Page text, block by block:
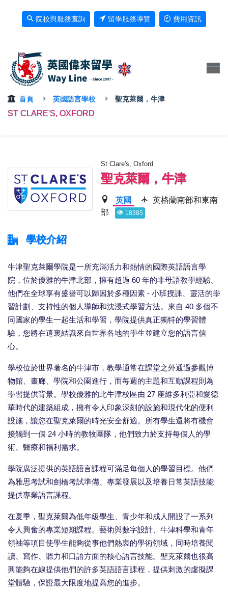
院校與服務查詢 留學服務導覽 費用資訊
首頁 英國語言學校 聖克萊爾，牛津
ST CLARE'S, OXFORD
St Clare's, Oxford
聖克萊爾，牛津
英國
英格蘭南部和東南
部
18385
學校介紹
牛津聖克萊爾學院是一所充滿活力和熱情的國際英語語言學
院，位於優雅的牛津北部，擁有超過 60 年的非母語教學經驗。
他們在全球享有盛譽可以歸因於多種因素 - 小班授課、靈活的學
習計劃、支持性的個人導師和沈浸式學習方法。來自 40 多個不
同國家的學生一起生活和學習，學院提供真正獨特的學習體
驗，您將在這裏結識來自世界各地的學生並建立您的語言信
心。
學校位於世界著名的牛津市，教學通常在課堂之外通過參觀博
物館、畫廊、學院和公園進行，而每週的主題和互動課程則為
學習提供背景。學校優雅的北牛津校區由 27 座維多利亞和愛德
華時代的建築組成，擁有令人印象深刻的設施和現代化的便利
設施，讓您在聖克萊爾的時光安全舒適。所有學生還將有機會
接觸到一個 24 小時的教牧團隊，他們致力於支持每個人的學
術、醫療和福利需求。
學院廣泛提供的英語語言課程可滿足每個人的學習目標。他們
為雅思考試和劍橋考試準備、專業發展以及培養日常英語技能
提供專業語言課程。
在夏季，聖克萊爾為低年級學生、青少年和成人開設了一系列
令人興奮的專業短期課程。藝術與數字設計、牛津科學和青年
領袖等項目使學生能夠從事他們熱衷的學術領域，同時培養閱
讀、寫作、聽力和口語方面的核心語言技能。聖克萊爾也很高
興能夠在線提供他們的許多英語語言課程，提供刺激的虛擬課
堂體驗，保證最大限度地提高您的進步。